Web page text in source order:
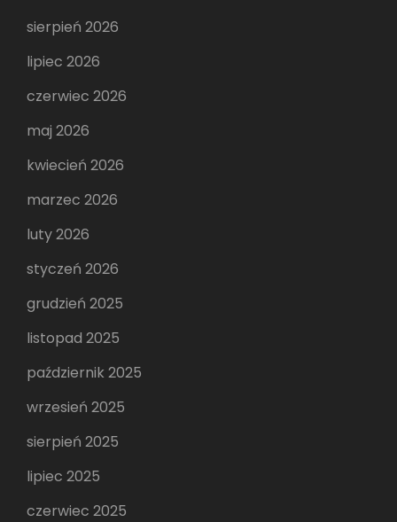
sierpień 2026
lipiec 2026
czerwiec 2026
maj 2026
kwiecień 2026
marzec 2026
luty 2026
styczeń 2026
grudzień 2025
listopad 2025
październik 2025
wrzesień 2025
sierpień 2025
lipiec 2025
czerwiec 2025